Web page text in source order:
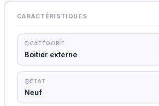
CARACTÉRISTIQUES
CATÉGORIE
Boitier externe
ÉTAT
Neuf